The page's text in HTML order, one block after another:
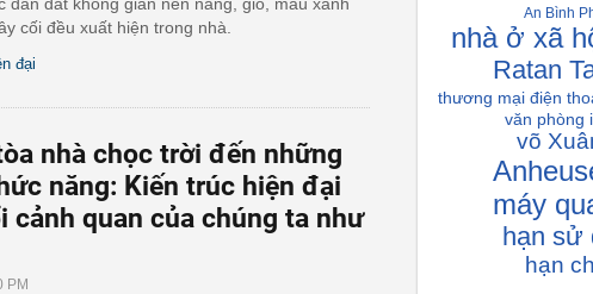
cối đều xuất hiện trong nhà.
đại
nhà chọc trời đến những
năng: Kiến trúc hiện đại
cảnh quan của chúng ta như
PM
An Bình
nhà ở xã
Ratan
thương mại điện
văn phòng
võ
máy
hạn sử
hạn